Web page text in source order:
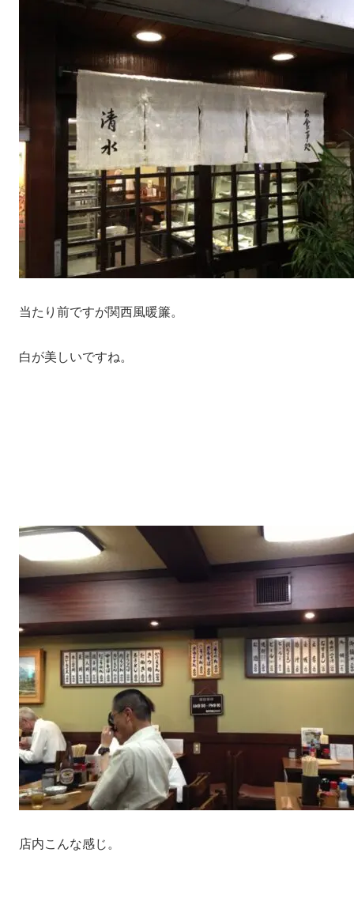
当たり前ですが関西風暖簾。
白が美しいですね。
店内こんな感じ。